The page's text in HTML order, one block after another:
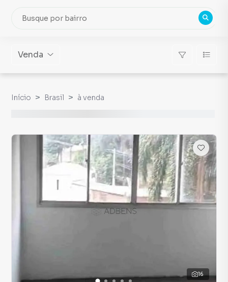
Venda
Início Brasil à venda
16